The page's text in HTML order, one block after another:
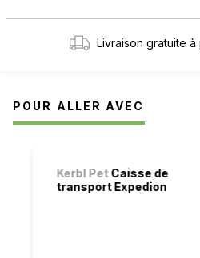
Livraison gratuite à
POUR ALLER AVEC
Kerbl PetCaisse de
transport Expedion